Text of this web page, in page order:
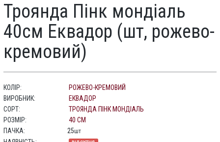
Троянда Пінк мондіаль
40см Еквадор (шт, рожево-
кремовий)
КОЛІР:
РОЖЕВО-КРЕМОВИЙ
ВИРОБНИК:
ЕКВАДОР
СОРТ:
ТРОЯНДА ПІНК МОНДІАЛЬ
РОЗМІР:
40 СМ
ПАЧКА:
25шт